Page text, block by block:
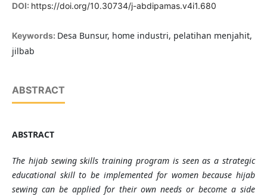
DOI: https://doi.org/10.30734/j-abdipamas.v4i1.680
Keywords: Desa Bunsur, home industri, pelatihan menjahit,
jilbab
ABSTRACT
ABSTRACT
The hijab sewing skills training program is seen as a strategic
educational skill to be implemented for women because hijab
sewing can be applied for their own needs or become a side